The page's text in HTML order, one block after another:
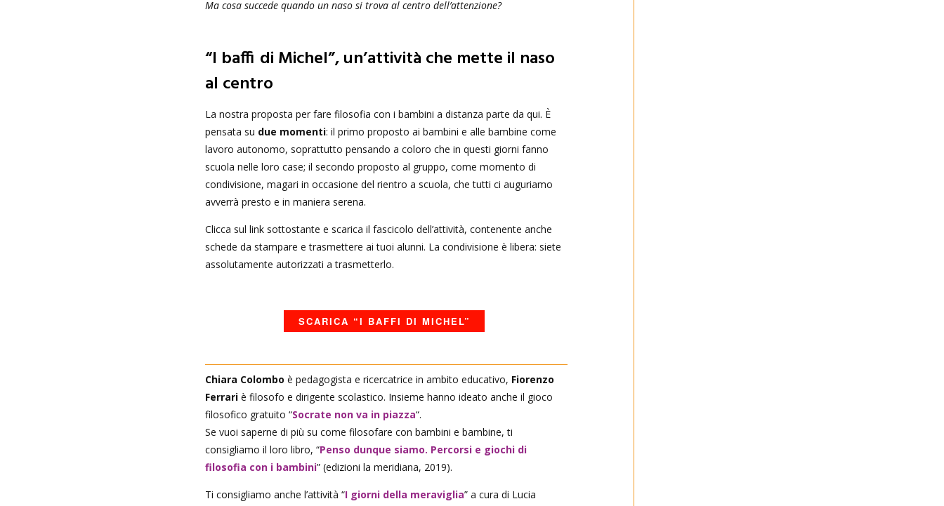
Ma cosa succede quando un naso si trova al centro dell’attenzione?
“I baffi di Michel”, un’attività che mette il naso
al centro
La nostra proposta per fare filosofia con i bambini a distanza parte da qui. È
pensata su due momenti: il primo proposto ai bambini e alle bambine come
lavoro autonomo, soprattutto pensando a coloro che in questi giorni fanno
scuola nelle loro case; il secondo proposto al gruppo, come momento di
condivisione, magari in occasione del rientro a scuola, che tutti ci auguriamo
avverrà presto e in maniera serena.
Clicca sul link sottostante e scarica il fascicolo dell’attività, contenente anche
schede da stampare e trasmettere ai tuoi alunni. La condivisione è libera: siete
assolutamente autorizzati a trasmetterlo.
SCARICA “I BAFFI DI MICHEL”
Chiara Colombo è pedagogista e ricercatrice in ambito educativo, Fiorenzo
Ferrari è filosofo e dirigente scolastico. Insieme hanno ideato anche il gioco
filosofico gratuito “Socrate non va in piazza“.
Se vuoi saperne di più su come filosofare con bambini e bambine, ti
consigliamo il loro libro, “Penso dunque siamo. Percorsi e giochi di
filosofia con i bambini” (edizioni la meridiana, 2019).
Ti consigliamo anche l’attività “I giorni della meraviglia” a cura di Lucia